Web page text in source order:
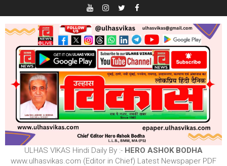
ULHAS VIKAS Hindi Daily By :- HERO ASHOK BODHA
www.ulhasvikas.com (Editor in Chief) Latest Newspaper PDF